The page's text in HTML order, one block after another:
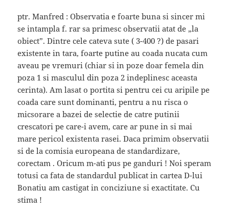
ptr. Manfred : Observatia e foarte buna si sincer mi
se intampla f. rar sa primesc observatii atat de „la
obiect”. Dintre cele cateva sute ( 3-400 ?) de pasari
existente in tara, foarte putine au coada nucata cum
aveau pe vremuri (chiar si in poze doar femela din
poza 1 si masculul din poza 2 indeplinesc aceasta
cerinta). Am lasat o portita si pentru cei cu aripile pe
coada care sunt dominanti, pentru a nu risca o
micsorare a bazei de selectie de catre putinii
crescatori pe care-i avem, care ar pune in si mai
mare pericol existenta rasei. Daca primim observatii
si de la comisia europeana de standardizare,
corectam . Oricum m-ati pus pe ganduri ! Noi speram
totusi ca fata de standardul publicat in cartea D-lui
Bonatiu am castigat in conciziune si exactitate. Cu
stima !